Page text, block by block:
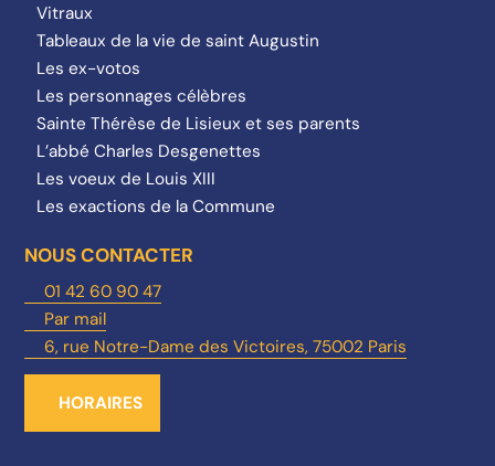
Vitraux
Tableaux de la vie de saint Augustin
Les ex-votos
Les personnages célèbres
Sainte Thérèse de Lisieux et ses parents
L’abbé Charles Desgenettes
Les voeux de Louis XIII
Les exactions de la Commune
NOUS CONTACTER
01 42 60 90 47
Par mail
6, rue Notre-Dame des Victoires, 75002 Paris
HORAIRES